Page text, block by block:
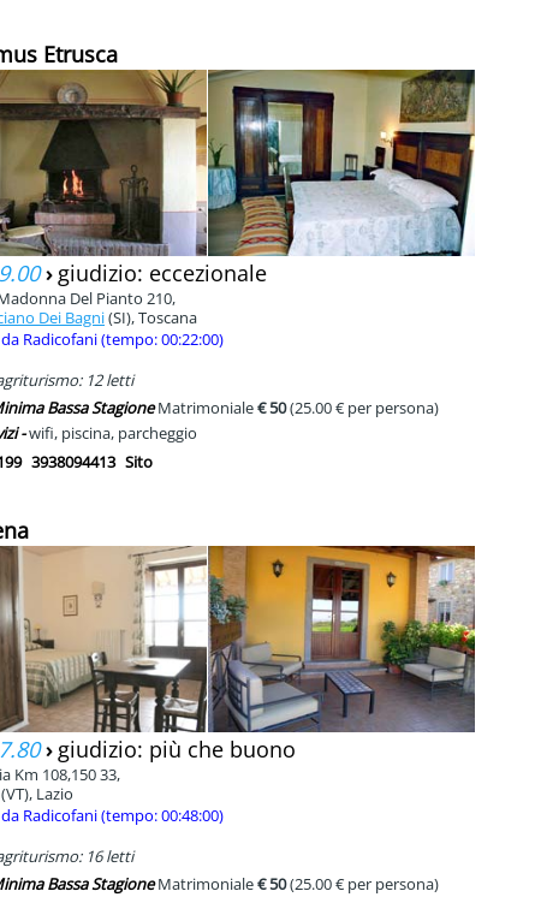
Etrusca
› giudizio: eccezionale
Del Pianto 210,
Dei Bagni(SI), Toscana
da Radicofani (tempo: 00:22:00)
12 letti
Bassa StagioneMatrimoniale€ 50(25.00 € per persona)
-wifi, piscina, parcheggio
3938094413 Sito
› giudizio: più che buono
Km 108,150 33,
(VT), Lazio
da Radicofani (tempo: 00:48:00)
16 letti
Bassa StagioneMatrimoniale€ 50(25.00 € per persona)